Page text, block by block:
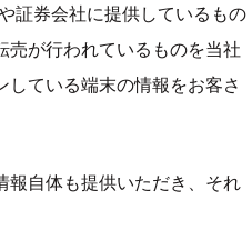
証券会社に提供しているもの
売が行われているものを当社
ている端末の情報をお客さ
報自体も提供いただき、それ